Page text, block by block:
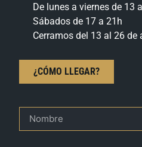
De lunes a viernes de 13
Sábados de 17 a 21h
Cerramos del 13 al 26 de
¿CÓMO LLEGAR?